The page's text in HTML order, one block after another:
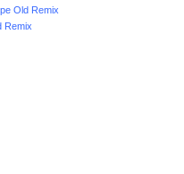
Old Remix
Remix